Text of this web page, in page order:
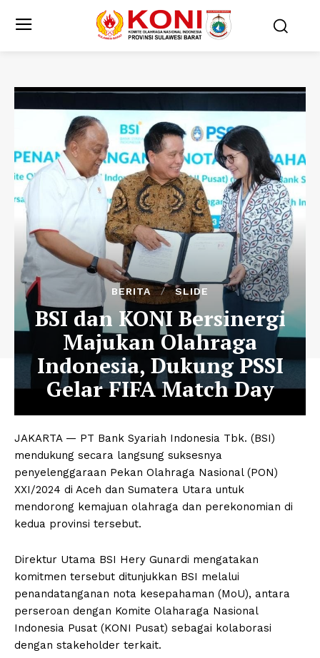
BERITA SLIDE
BSI dan KONI Bersinergi
Majukan Olahraga
Indonesia, Dukung PSSI
Gelar FIFA Match Day
JAKARTA — PT Bank Syariah Indonesia Tbk. (BSI)
mendukung secara langsung suksesnya
penyelenggaraan Pekan Olahraga Nasional (PON)
XXI/2024 di Aceh dan Sumatera Utara untuk
mendorong kemajuan olahraga dan perekonomian di
kedua provinsi tersebut.
Direktur Utama BSI Hery Gunardi mengatakan
komitmen tersebut ditunjukkan BSI melalui
penandatanganan nota kesepahaman (MoU), antara
perseroan dengan Komite Olaharaga Nasional
Indonesia Pusat (KONI Pusat) sebagai kolaborasi
dengan stakeholder terkait.